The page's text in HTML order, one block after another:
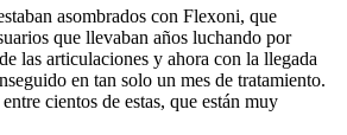
asombrados con Flexoni, que
que llevaban años luchando por
las articulaciones y ahora con la llegada
en tan solo un mes de tratamiento.
cientos de estas, que están muy